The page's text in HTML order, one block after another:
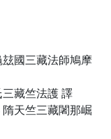
玆國三藏法師鳩摩
三藏竺法護 譯
天竺三藏闍那崛